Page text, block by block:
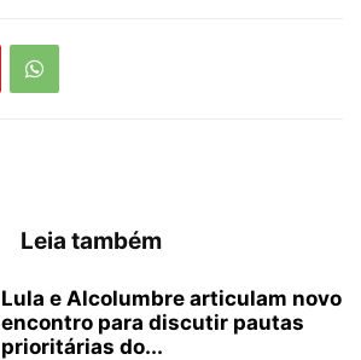
Leia também
Lula e Alcolumbre articulam novo
encontro para discutir pautas
prioritárias do...